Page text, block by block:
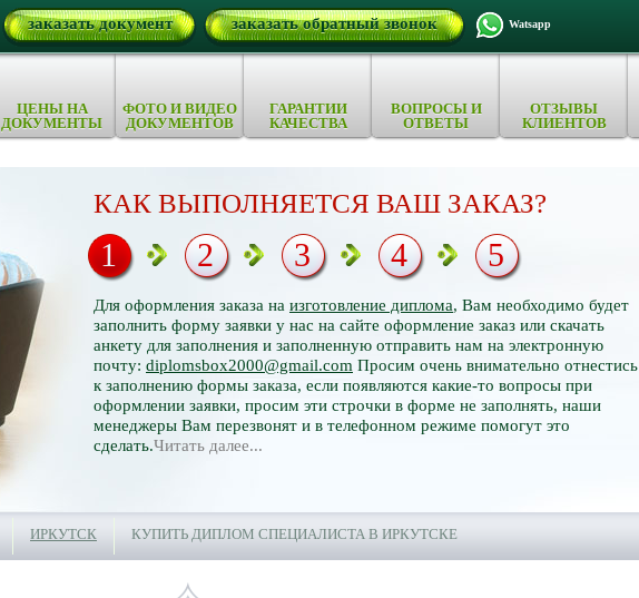
заказать документ заказать обратный звонок Watsapp
ЦЕНЫ НА
ДОКУМЕНТЫ
ФОТО И ВИДЕО
ДОКУМЕНТОВ
ГАРАНТИИ
КАЧЕСТВА
ВОПРОСЫ И
ОТВЕТЫ
ОТЗЫВЫ
КЛИЕНТОВ
КАК ВЫПОЛНЯЕТСЯ ВАШ ЗАКАЗ?
Для оформления заказа на изготовление диплома, Вам необходимо будет
заполнить форму заявки у нас на сайте оформление заказ или скачать
анкету для заполнения и заполненную отправить нам на электронную
почту: diplomsbox2000@gmail.com Просим очень внимательно отнестись
к заполнению формы заказа, если появляются какие-то вопросы при
оформлении заявки, просим эти строчки в форме не заполнять, наши
менеджеры Вам перезвонят и в телефонном режиме помогут это
сделать.Читать далее...
1 2 3 4 5
ИРКУТСК КУПИТЬ ДИПЛОМ СПЕЦИАЛИСТА В ИРКУТСКЕ